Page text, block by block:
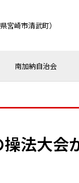
宮崎市清武町）
南加納自治会
法大会